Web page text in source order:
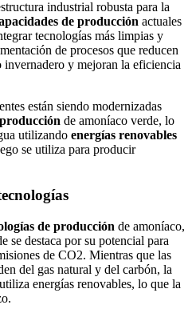
industrial robusta para la
de producción actuales
tecnologías más limpias y
de procesos que reducen
invernadero y mejoran la eficiencia
están siendo modernizadas
de amoníaco verde, lo
utilizando energías renovables
se utiliza para producir
de producción de amoníaco,
se destaca por su potencial para
de CO2. Mientras que las
del gas natural y del carbón, la
energías renovables, lo que la